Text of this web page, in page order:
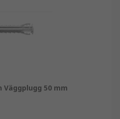
Väggplugg 50 mm